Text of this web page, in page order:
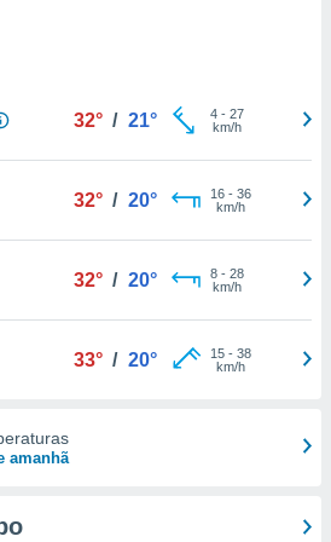
32° / 21° 4- 27
km/h
32° / 20° 16- 36
km/h
32° / 20° 8- 28
km/h
33° / 20° 15- 38
km/h
amanhã